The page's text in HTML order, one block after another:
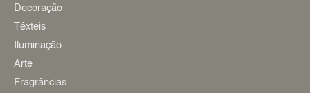
Decoração
Têxteis
Iluminação
Arte
Fragrâncias